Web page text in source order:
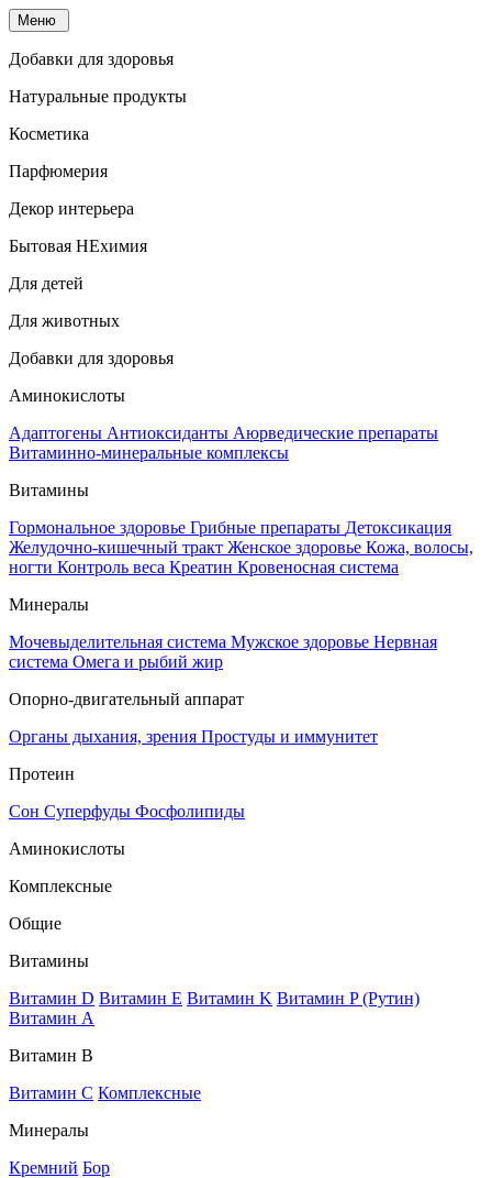
Меню
Добавки для здоровья
Натуральные продукты
Косметика
Парфюмерия
Декор интерьера
Бытовая НЕхимия
Для детей
Для животных
Добавки для здоровья
Аминокислоты
Адаптогены Антиоксиданты Аюрведические препараты
Витаминно-минеральные комплексы
Витамины
Гормональное здоровье Грибные препараты Детоксикация
Желудочно-кишечный тракт Женское здоровье Кожа, волосы,
ногти Контроль веса Креатин Кровеносная система
Минералы
Мочевыделительная система Мужское здоровье Нервная
система Омега и рыбий жир
Опорно-двигательный аппарат
Органы дыхания, зрения Простуды и иммунитет
Протеин
Сон Суперфуды Фосфолипиды
Аминокислоты
Комплексные
Общие
Витамины
Витамин D Витамин E Витамин K Витамин P (Рутин)
Витамин А
Витамин В
Витамин C Комплексные
Минералы
Кремний Бор